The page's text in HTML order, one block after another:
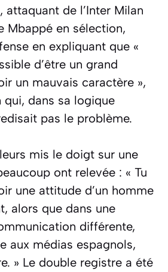
attaquant de l’Inter Milan
Mbappé en sélection,
en expliquant que «
d’être un grand
un mauvais caractère »,
dans sa logique
pas le problème.
mis le doigt sur une
ont relevée : « Tu
une attitude d’un homme
alors que dans une
différente,
aux médias espagnols,
» Le double registre a été